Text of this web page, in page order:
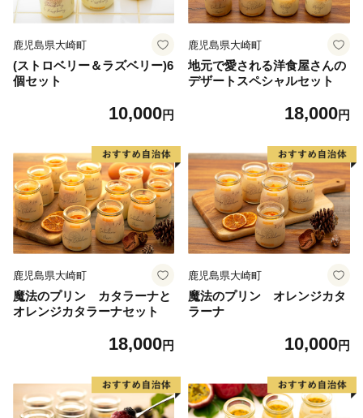
鹿児島県大崎町
(ストロベリー＆ラズベリー)6
個セット
10,000円
鹿児島県大崎町
地元で愛される洋食屋さんの
デザートスペシャルセット
18,000円
鹿児島県大崎町
魔法のプリン カタラーナと
オレンジカタラーナセット
18,000円
鹿児島県大崎町
魔法のプリン オレンジカタ
ラーナ
10,000円